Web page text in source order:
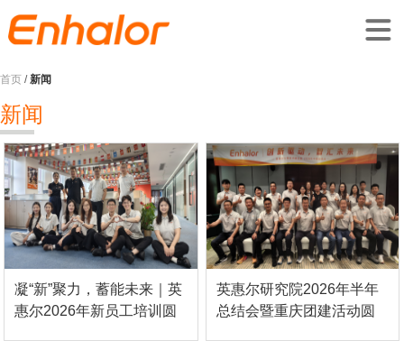
首页 /新闻
新闻
凝“新”聚力，蓄能未来｜英
惠尔2026年新员工培训圆
英惠尔研究院2026年半年
总结会暨重庆团建活动圆